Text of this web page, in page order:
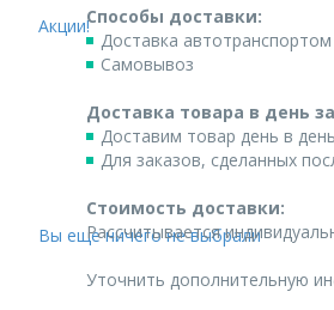
Акции!
Вы еще ничего не выбрали
Способы доставки:
Доставка автотранспортом
Самовывоз
Доставка товара в день
Доставим товар день в
Для заказов, сделанных
Стоимость доставки:
Рассчитывается
Уточнить дополнительную